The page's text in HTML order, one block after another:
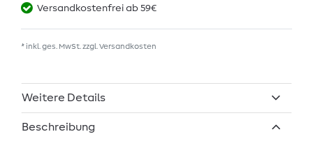
Versandkostenfrei ab 59€
* inkl. ges. MwSt. zzgl. Versandkosten
Weitere Details
Beschreibung